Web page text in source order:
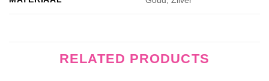
RELATED PRODUCTS